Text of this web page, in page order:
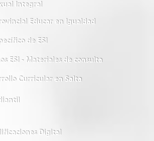
Integral
Educar en Igualdad
de ESI
ESI - Materiales de consulta
Curricular en Salta
Digital